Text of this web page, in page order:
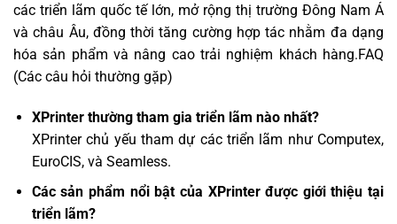
các triển lãm quốc tế lớn, mở rộng thị trường Đông Nam Á
và châu Âu, đồng thời tăng cường hợp tác nhằm đa dạng
hóa sản phẩm và nâng cao trải nghiệm khách hàng.FAQ
(Các câu hỏi thường gặp)
XPrinter thường tham gia triển lãm nào nhất?
XPrinter chủ yếu tham dự các triển lãm như Computex,
EuroCIS, và Seamless.
Các sản phẩm nổi bật của XPrinter được giới thiệu tại
triển lãm?